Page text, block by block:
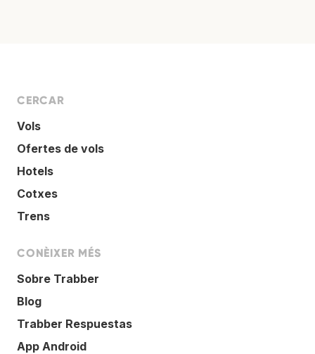
CERCAR
Vols
Ofertes de vols
Hotels
Cotxes
Trens
CONÈIXER MÉS
Sobre Trabber
Blog
Trabber Respuestas
App Android